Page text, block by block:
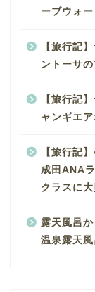
ーブウォ
【旅行記
ントーサ
【旅行記
ャンギエ
【旅行記
成田ANA
クラスに
露天風呂
温泉露天